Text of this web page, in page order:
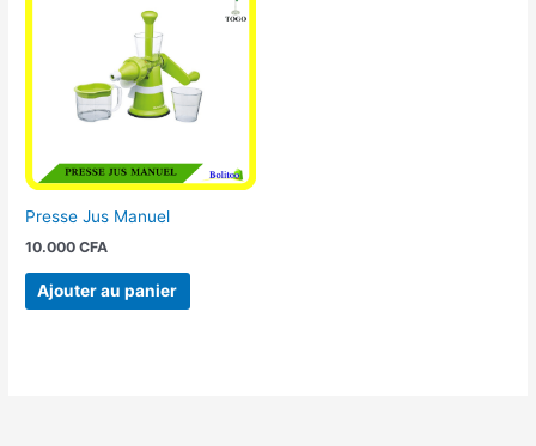
Presse Jus Manuel
10.000CFA
Ajouter au panier